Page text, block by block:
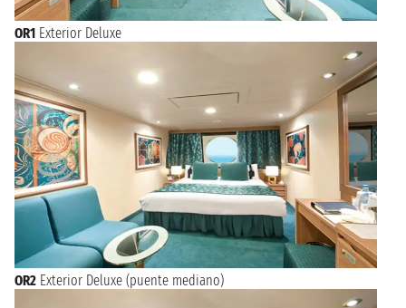
OR1 Exterior Deluxe
OR2 Exterior Deluxe (puente mediano)